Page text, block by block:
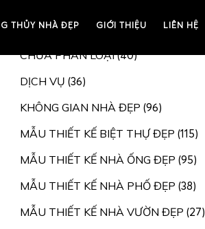
THỦY NHÀ ĐẸP GIỚI THIỆU LIÊN HỆ
BIỆT THỰ, NHÀ VƯỜN(207)
CHƯA PHÂN LOẠI(40)
DỊCH VỤ (36)
KHÔNG GIAN NHÀ ĐẸP (96)
MẪU THIẾT KẾ BIỆT THỰ ĐẸP (115)
MẪU THIẾT KẾ NHÀ ỐNG ĐẸP (95)
MẪU THIẾT KẾ NHÀ PHỐ ĐẸP (38)
MẪU THIẾT KẾ NHÀ VƯỜN ĐẸP (27)